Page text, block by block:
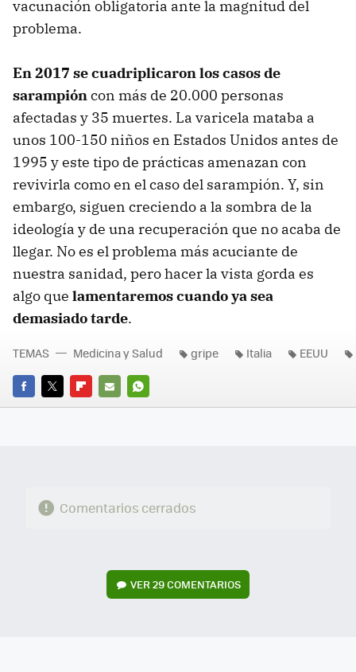
vacunación obligatoria ante la magnitud del
problema.
En 2017 se cuadriplicaron los casos de
sarampióncon más de 20.000 personas
afectadas y 35 muertes. La varicela mataba a
unos 100-150 niños en Estados Unidos antes de
1995 y este tipo de prácticas amenazan con
revivirla como en el caso del sarampión. Y, sin
embargo, siguen creciendo a la sombra de la
ideología y de una recuperación que no acaba de
llegar. No es el problema más acuciante de
nuestra sanidad, pero hacer la vista gorda es
algo que lamentaremos cuando ya sea
demasiado tarde.
FACEBOOK
TWITTERFLIPBOARD
E-
WHATSAPP
TEMAS Medicina y Salud gripe Italia EEUU
Comentarios cerrados
VER29 COMENTARIOS